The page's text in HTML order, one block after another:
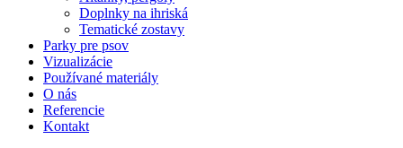
Doplnky na ihriská
Tematické zostavy
Parky pre psov
Vizualizácie
Používané materiály
O nás
Referencie
Kontakt